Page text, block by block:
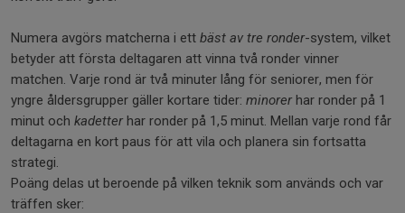
Numera avgörs matcherna i ett bäst av tre ronder-system, vilket
betyder att första deltagaren att vinna två ronder vinner
matchen. Varje rond är två minuter lång för seniorer, men för
yngre åldersgrupper gäller kortare tider: minorer har ronder på 1
minut och kadetter har ronder på 1,5 minut. Mellan varje rond får
deltagarna en kort paus för att vila och planera sin fortsatta
strategi.
Poäng delas ut beroende på vilken teknik som används och var
träffen sker: